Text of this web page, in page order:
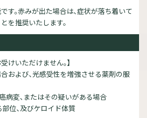
す。赤みが出た場合は、症状が落ち着いて
を推奨いたします。
けいただけません。】
および、光感受性を増強させる薬剤の服
病変、またはその疑いがある場合
位、及びケロイド体質